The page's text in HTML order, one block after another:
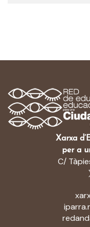
Xarxa
per a
C/